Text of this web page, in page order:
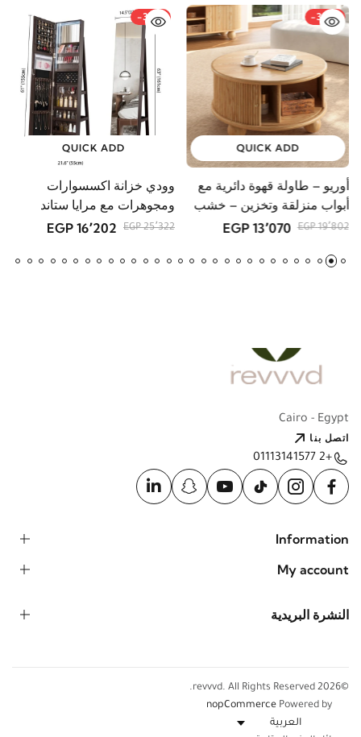
-34%
QUICK ADD
أوريو – طاولة قهوة دائرية مع
أبواب منزلقة وتخزين – خشب
-36%
QUICK ADD
وودي خزانة اكسسوارات
ومجوهرات مع مرايا ستاند
Cairo - Egypt
اتصل بنا
+2 01113141577
Powered by
nopCommerce